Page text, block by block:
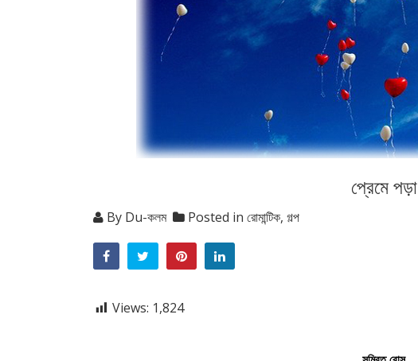
প্রেমে পড়া
By Du-কলম Posted in রোমান্টিক, গল্প
Views: 1,824